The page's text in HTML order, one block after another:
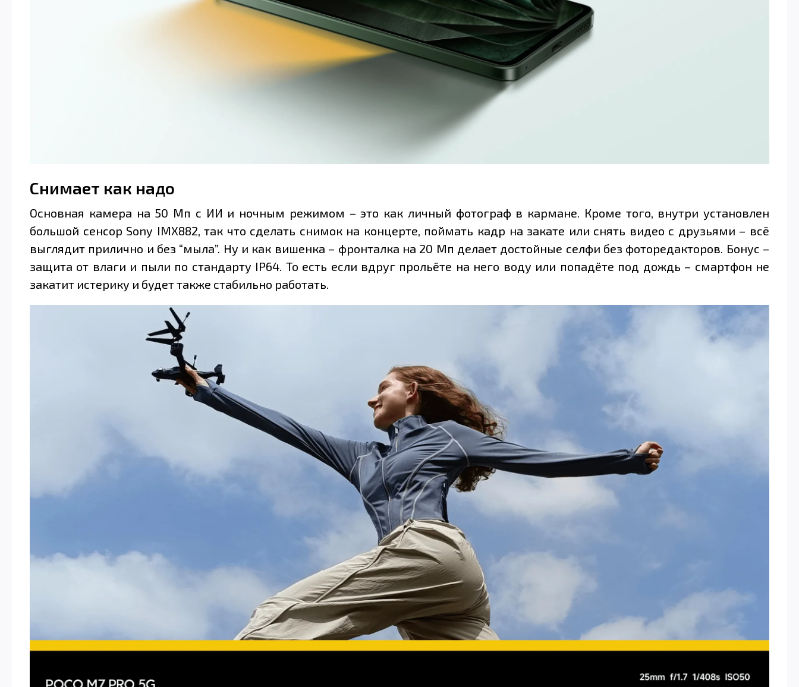
Снимает как надо
Основная камера на 50 Мп с ИИ и ночным режимом – это как личный фотограф в кармане. Кроме того, внутри установлен
большой сенсор Sony IMX882, так что сделать снимок на концерте, поймать кадр на закате или снять видео с друзьями – всё
выглядит прилично и без “мыла”. Ну и как вишенка – фронталка на 20 Мп делает достойные селфи без фоторедакторов. Бонус –
защита от влаги и пыли по стандарту IP64. То есть если вдруг прольёте на него воду или попадёте под дождь – смартфон не
закатит истерику и будет также стабильно работать.